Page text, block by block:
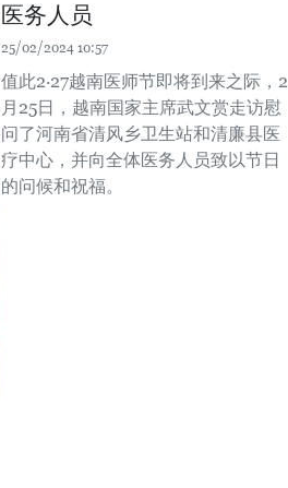
医务人员
25/02/2024 10:57
值此2·27越南医师节即将到来之际，2
月25日，越南国家主席武文赏走访慰
问了河南省清风乡卫生站和清廉县医
疗中心，并向全体医务人员致以节日
的问候和祝福。